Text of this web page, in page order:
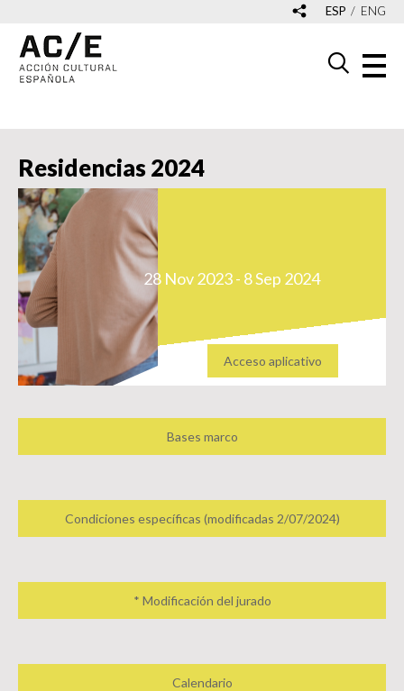
ESP ENG
Residencias 2024
28 Nov 2023 - 8 Sep 2024
Acceso aplicativo
Bases marco
Condiciones específicas (modificadas 2/07/2024)
* Modificación del jurado
Calendario